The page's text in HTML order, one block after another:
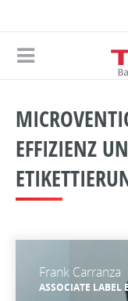
EFFIZIENZ
Frank Carranza
ASSOCIATE LABEL